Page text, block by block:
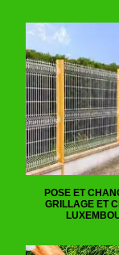
POSE ET
GRILLAGE ET